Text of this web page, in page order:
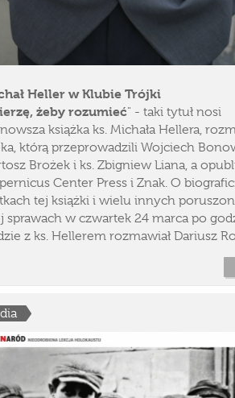
Heller w Klubie Trójki
żeby rozumieć" - taki tytuł nosi
książka ks. Michała Hellera,
którą przeprowadzili Wojciech
Brożek i ks. Zbigniew Liana, a
Center Press i Znak. O
tej książki i wielu innych
sprawach w czwartek 24 marca po
z ks. Hellerem rozmawiał Dariusz